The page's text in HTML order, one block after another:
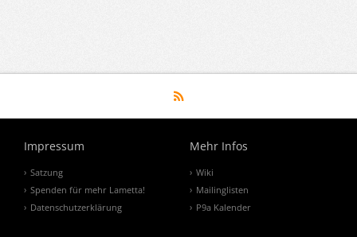
Impressum
Satzung
Spenden für mehr Lametta!
Datenschutzerklärung
Mehr Infos
Wiki
Mailinglisten
P9a Kalender